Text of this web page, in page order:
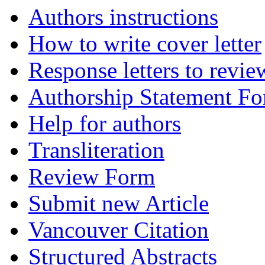
Authors instructions
How to write cover letter
Response letters to
Authorship Statement
Help for authors
Transliteration
Review Form
Submit new Article
Vancouver Citation
Structured Abstracts